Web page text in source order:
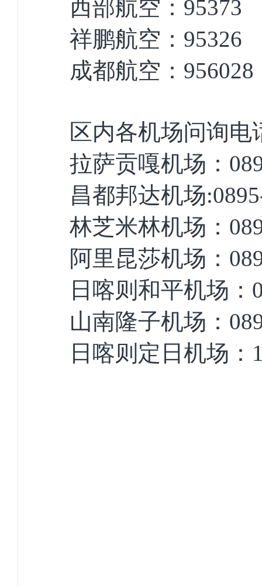
西部航空：95373
祥鹏航空：95326
成都航空：956028
区内各机场问询电
拉萨贡嘎机场：
昌都邦达机场
林芝米林机场：
阿里昆莎机场：
日喀则和平机场：
山南隆子机场：
日喀则定日机场：